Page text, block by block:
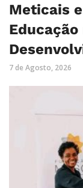
Meticais
7 de Agosto, 2026